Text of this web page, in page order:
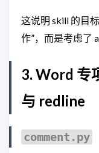
这说明 skill 的目
作”，而是考虑了
3. Word 专
与 redline
comment.py